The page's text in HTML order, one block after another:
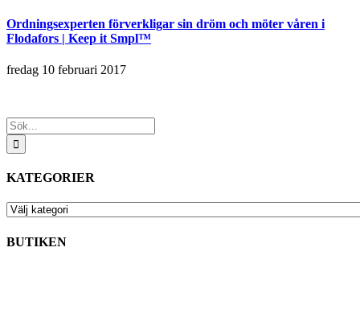
Ordningsexperten förverkligar sin dröm och möter våren i
Flodafors | Keep it Smpl™
fredag 10 februari 2017
Sök
efter:
KATEGORIER
KATEGORIER
BUTIKEN